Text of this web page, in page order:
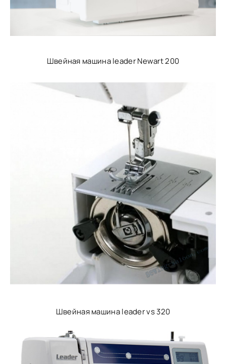
Швейная машина leader Newart 200
Швейная машина leader vs 320